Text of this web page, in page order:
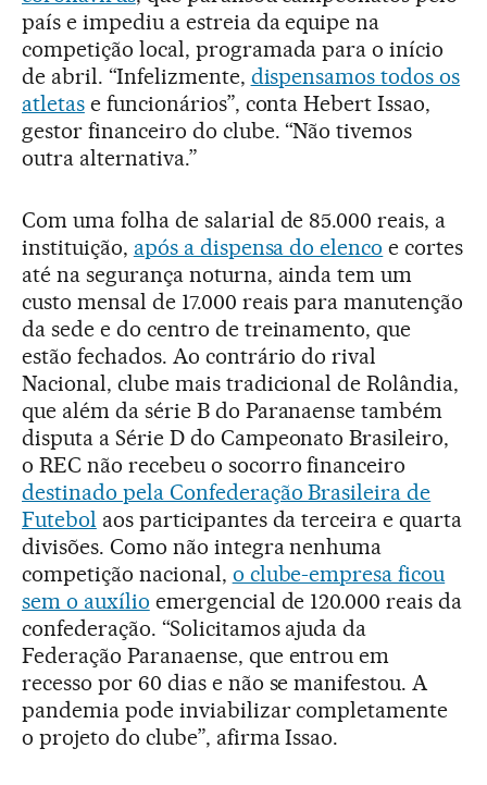
país e impediu a estreia da equipe na
competição local, programada para o início
de abril. “Infelizmente, dispensamos todos os
atletase funcionários”, conta Hebert Issao,
gestor financeiro do clube. “Não tivemos
outra alternativa.”
Com uma folha de salarial de 85.000 reais, a
instituição, após a dispensa do elenco e cortes
até na segurança noturna, ainda tem um
custo mensal de 17.000 reais para manutenção
da sede e do centro de treinamento, que
estão fechados. Ao contrário do rival
Nacional, clube mais tradicional de Rolândia,
que além da série B do Paranaense também
disputa a Série D do Campeonato Brasileiro,
o REC não recebeu o socorro financeiro
destinado pela Confederação Brasileira de
Futebol aos participantes da terceira e quarta
divisões. Como não integra nenhuma
competição nacional, o clube-empresa ficou
sem o auxílio emergencial de 120.000 reais da
confederação. “Solicitamos ajuda da
Federação Paranaense, que entrou em
recesso por 60 dias e não se manifestou. A
pandemia pode inviabilizar completamente
o projeto do clube”, afirma Issao.